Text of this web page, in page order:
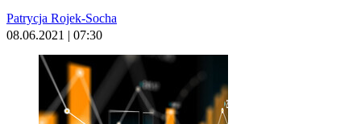
Patrycja Rojek-Socha
08.06.2021 | 07:30